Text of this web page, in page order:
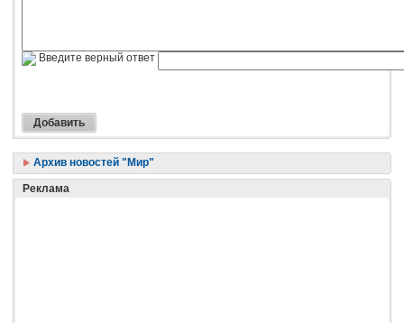
Введите верный ответ
Архив новостей "Мир"
Реклама